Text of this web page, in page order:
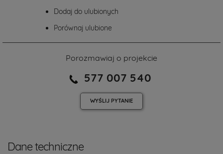
Dodaj do ulubionych
Porównaj ulubione
Porozmawiaj o projekcie
577 007 540
WYŚLIJ PYTANIE
Dane techniczne